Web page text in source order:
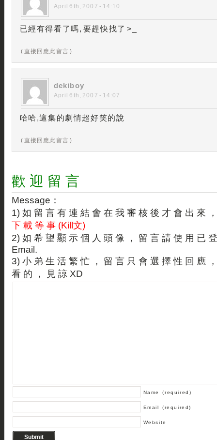
April 6th, 2007 - 14:10
已經有得看了嗎, 要趕快找了 >_
( 直接回應此留言 )
dekiboy
April 6th, 2007 - 14:07
哈哈,這集的劇情超好笑的說
( 直接回應此留言 )
歡 迎 留 言
Message：
1) 如 留 言 有 連 結 會 在 我 審 核 後 才 會 出 來
下 載 等 事 (Kill文)
2) 如 希 望 顯 示 個 人 頭 像 ， 留 言 請 使 用 已
Email.
3) 小 弟 生 活 繁 忙 ， 留 言 只 會 選 擇 性 回 應
看 的 ， 見 諒 XD
Name (required)
Email (required)
Website